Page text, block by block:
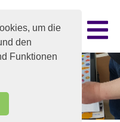
um die
den
Funktionen